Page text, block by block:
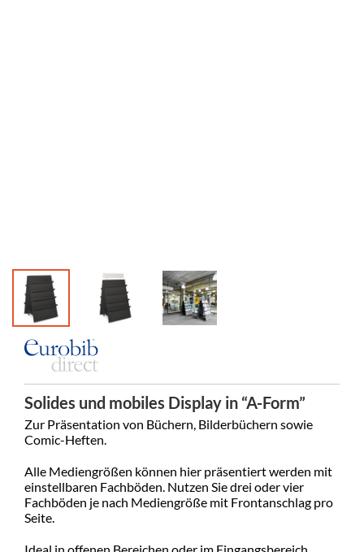
Solides und mobiles Display in “A-Form”
Zur Präsentation von Büchern, Bilderbüchern sowie
Comic-Heften.
Alle Mediengrößen können hier präsentiert werden mit
einstellbaren Fachböden. Nutzen Sie drei oder vier
Fachböden je nach Mediengröße mit Frontanschlag pro
Seite.